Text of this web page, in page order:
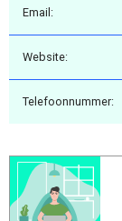
Email:
Website:
Telefoonnummer: